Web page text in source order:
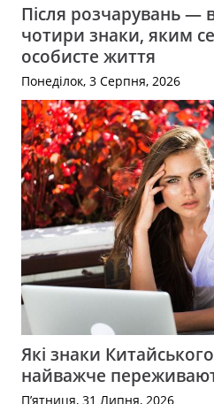
Після розчарувань —
чотири знаки, яким
особисте життя
Понеділок, 3 Серпня, 2026
Які знаки
найважче
П’ятниця, 31 Липня, 2026